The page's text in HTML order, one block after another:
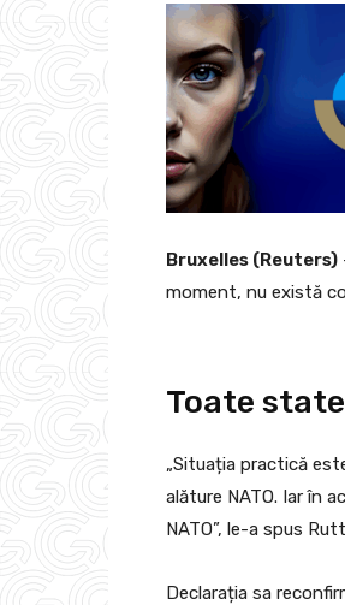
Bruxelles (Reuters)
moment, nu există
Toate
„Situația practică
alăture NATO. Iar în
NATO”, le-a spus
Declarația sa